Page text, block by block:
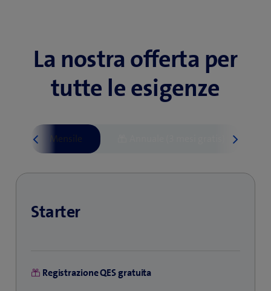
La nostra offerta per
tutte le esigenze
Starter
Registrazione QES gratuita